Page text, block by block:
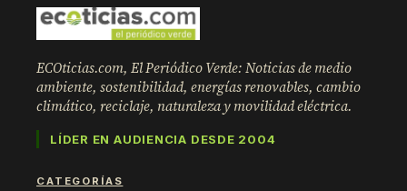
ECOticias.com, El Periódico Verde: Noticias de medio
ambiente, sostenibilidad, energías renovables, cambio
climático, reciclaje, naturaleza y movilidad eléctrica.
LÍDER EN AUDIENCIA DESDE 2004
CATEGORÍAS